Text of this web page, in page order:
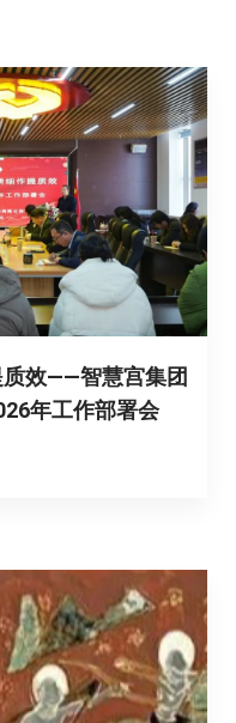
效——智慧宫集团
年工作部署会